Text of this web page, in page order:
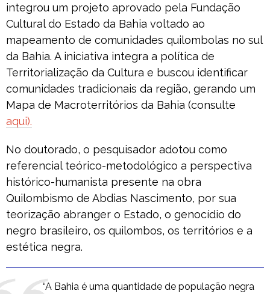
integrou um projeto aprovado pela Fundação
Cultural do Estado da Bahia voltado ao
mapeamento de comunidades quilombolas no sul
da Bahia. A iniciativa integra a política de
Territorialização da Cultura e buscou identificar
comunidades tradicionais da região, gerando um
Mapa de Macroterritórios da Bahia (consulte
aqui).
No doutorado, o pesquisador adotou como
referencial teórico-metodológico a perspectiva
histórico-humanista presente na obra
Quilombismo de Abdias Nascimento, por sua
teorização abranger o Estado, o genocídio do
negro brasileiro, os quilombos, os territórios e a
estética negra.
“A Bahia é uma quantidade de população negra